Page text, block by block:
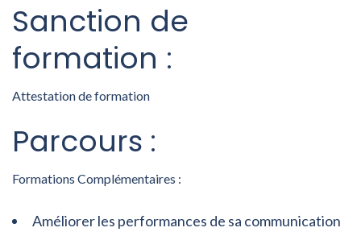
Sanction de
formation :
Attestation de formation
Parcours :
Formations Complémentaires :
Améliorer les performances de sa communication